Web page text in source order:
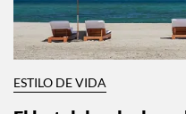
ESTILO DE VIDA